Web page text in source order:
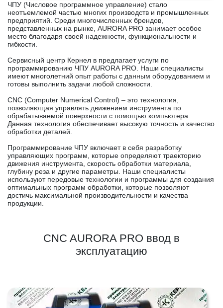
ЧПУ (Числовое программное управление) стало
неотъемлемой частью многих производств и промышленных
предприятий. Среди многочисленных брендов,
представленных на рынке, AURORA PRO занимает особое
место благодаря своей надежности, функциональности и
гибкости.
Сервисный центр Кернел в предлагает услуги по
программированию ЧПУ AURORA PRO. Наши специалисты
имеют многолетний опыт работы с данным оборудованием и
готовы выполнить задачи любой сложности.
CNC (Computer Numerical Control) – это технология,
позволяющая управлять движением инструмента по
обрабатываемой поверхности с помощью компьютера.
Данная технология обеспечивает высокую точность и качество
обработки деталей.
Программирование ЧПУ включает в себя разработку
управляющих программ, которые определяют траекторию
движения инструмента, скорость обработки материала,
глубину реза и другие параметры. Наши специалисты
используют передовые технологии и программы для создания
оптимальных программ обработки, которые позволяют
достичь максимальной производительности и качества
продукции.
CNC AURORA PRO ввод в
эксплуатацию